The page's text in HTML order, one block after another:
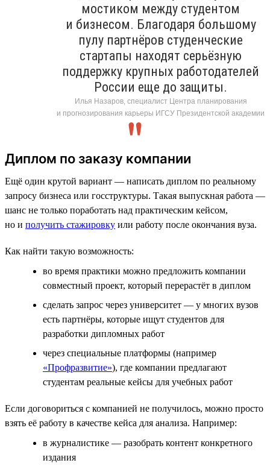
мостиком между студентом
и бизнесом. Благодаря большому
пулу партнёров студенческие
стартапы находят серьёзную
поддержку крупных работодателей
России еще до защиты.
Илья Назаров, специалист Центра планирования
и прогнозирования карьеры ИГСУ Президентской академии
Диплом по заказу компании
Ещё один крутой вариант — написать диплом по реальному
запросу бизнеса или госструктуры. Такая выпускная работа —
шанс не только поработать над практическим кейсом,
но и получить стажировку или работу после окончания вуза.
Как найти такую возможность:
во время практики можно предложить компании
совместный проект, который перерастёт в диплом
сделать запрос через университет — у многих вузов
есть партнёры, которые ищут студентов для
разработки дипломных работ
через специальные платформы (например
«Профразвитие»), где компании предлагают
студентам реальные кейсы для учебных работ
Если договориться с компанией не получилось, можно просто
взять её работу в качестве кейса для анализа. Например:
в журналистике — разобрать контент конкретного
издания